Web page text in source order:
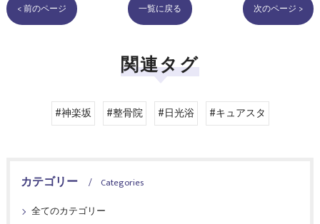
< 前のページ 一覧に戻る 次のページ >
関連タグ
#神楽坂 #整骨院 #日光浴 #キュアスタ
カテゴリー
Categories
全てのカテゴリー